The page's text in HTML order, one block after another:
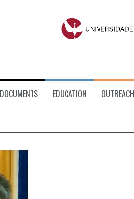
DOCUMENTS EDUCATION OUTREACH